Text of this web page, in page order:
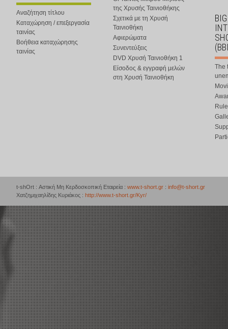
Αναζήτηση τίτλου
Καταχώρηση / επεξεργασία
ταινίας
Βοήθεια καταχώρησης
ταινίας
της Χρυσής Ταινιοθήκης
Σχετικά με τη Χρυσή
Ταινιοθήκη
Αφιερώματα
Συνεντεύξεις
DVD Χρυσή Ταινιοθήκη 1
Είσοδος & εγγραφή μελών
στη Χρυσή Ταινιοθήκη
The
t-shOrt : Αστική Μη Κερδοσκοπική Εταιρεία : www.t-short.gr : info@t-short.gr
Χατζημιχαηλίδης Κυριάκος : http://www.t-short.gr/Kyr/